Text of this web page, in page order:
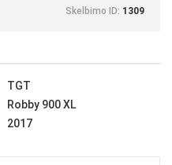
Skelbimo ID: 1309
TGT
Robby 900 XL
2017